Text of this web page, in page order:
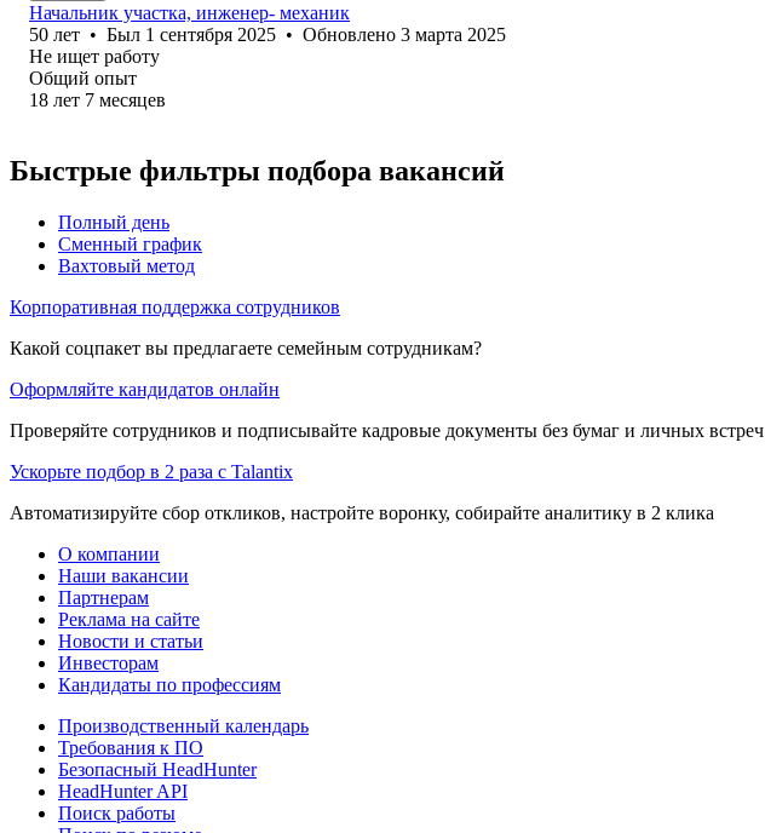
Начальник участка, инженер- механик
50 лет • Был 1 сентября 2025 • Обновлено 3 марта 2025
Не ищет работу
Общий опыт
18 лет 7 месяцев
Быстрые фильтры подбора вакансий
Полный день
Сменный график
Вахтовый метод
Корпоративная поддержка сотрудников
Какой соцпакет вы предлагаете семейным сотрудникам?
Оформляйте кандидатов онлайн
Проверяйте сотрудников и подписывайте кадровые документы без бумаг и личных встреч
Ускорьте подбор в 2 раза с Talantix
Автоматизируйте сбор откликов, настройте воронку, собирайте аналитику в 2 клика
О компании
Наши вакансии
Партнерам
Реклама на сайте
Новости и статьи
Инвесторам
Кандидаты по профессиям
Производственный календарь
Требования к ПО
Безопасный HeadHunter
HeadHunter API
Поиск работы